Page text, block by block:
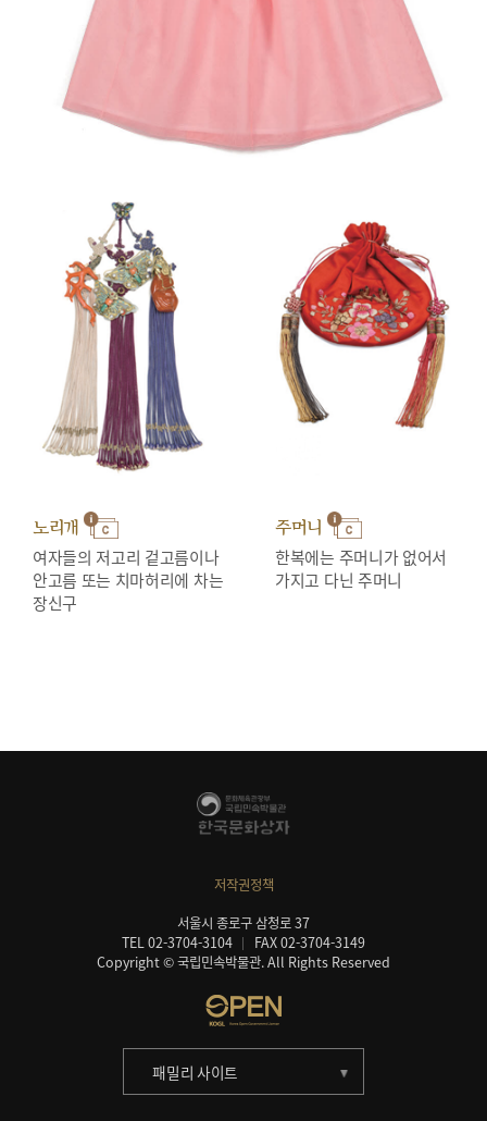
노리개
여자들의 저고리 겉고름이나
안고름 또는 치마허리에 차는
장신구
주머니
한복에는 주머니가 없어서
가지고 다닌 주머니
저작권정책
서울시 종로구 삼청로 37
TEL 02-3704-3104
FAX 02-3704-3149
Copyright © 국립민속박물관. All Rights Reserved
패밀리 사이트